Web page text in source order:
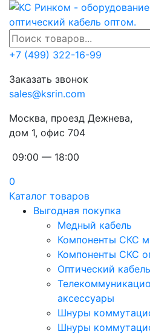
+7 (499) 322-16-99
Заказать звонок
sales@ksrin.com
Москва, проезд Дежнева,
дом 1, офис 704
09:00 — 18:00
0
Каталог товаров
Выгодная покупка
Медный кабель
Компоненты СКС
Компоненты СКС
Оптический кабель
аксессуары
Шнуры
Шнуры